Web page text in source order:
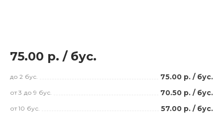
75.00 р. / бус.
до 2 бус. 75.00 р. / бус.
от 3 до 9 бус. 70.50 р. / бус.
от 10 бус. 57.00 р. / бус.